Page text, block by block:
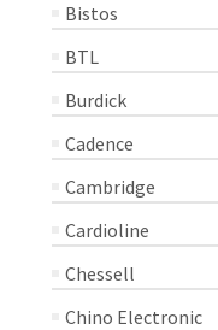
Bistos
BTL
Burdick
Cadence
Cambridge
Cardioline
Chessell
Chino Electronic